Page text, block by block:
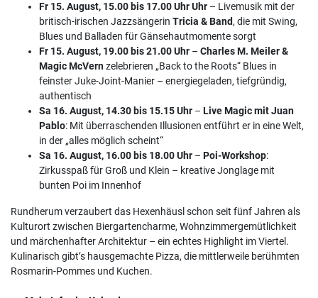
Fr 15. August, 15.00 bis 17.00 Uhr Uhr – Livemusik mit der
britisch-irischen Jazzsängerin Tricia & Band, die mit Swing,
Blues und Balladen für Gänsehautmomente sorgt
Fr 15. August, 19.00 bis 21.00 Uhr – Charles M. Meiler &
Magic McVernzelebrieren „Back to the Roots“ Blues in
feinster Juke-Joint-Manier – energiegeladen, tiefgründig,
authentisch
Sa 16. August, 14.30 bis 15.15 Uhr – Live Magic mit Juan
Pablo: Mit überraschenden Illusionen entführt er in eine Welt,
in der „alles möglich scheint“
Sa 16. August, 16.00 bis 18.00 Uhr – Poi-Workshop:
Zirkusspaß für Groß und Klein – kreative Jonglage mit
bunten Poi im Innenhof
Rundherum verzaubert das Hexenhäusl schon seit fünf Jahren als
Kulturort zwischen Biergartencharme, Wohnzimmergemütlichkeit
und märchenhafter Architektur – ein echtes Highlight im Viertel.
Kulinarisch gibt’s hausgemachte Pizza, die mittlerweile berühmten
Rosmarin-Pommes und Kuchen.